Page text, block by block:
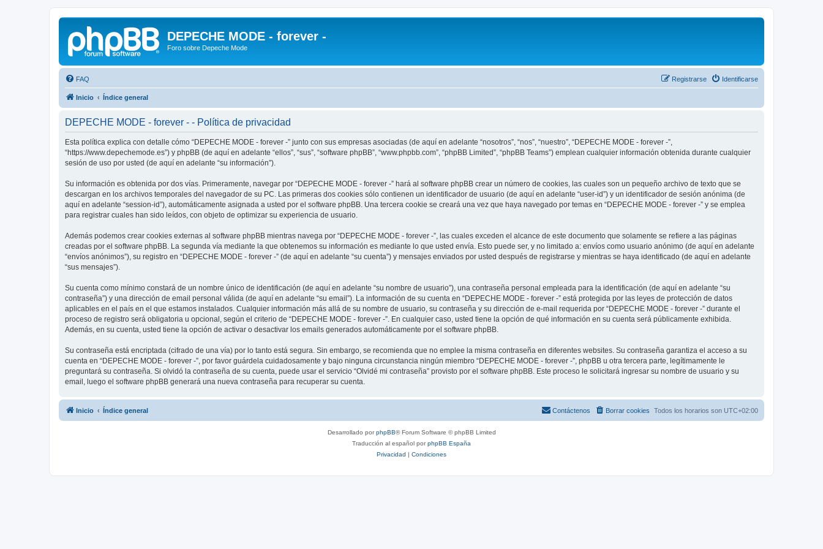
DEPECHE MODE - forever -
Foro sobre Depeche Mode
FAQ Identificarse
Registrarse
Inicio Índice general
DEPECHE MODE - forever - - Política de privacidad
Esta política explica con detalle cómo “DEPECHE MODE - forever -” junto con sus empresas asociadas (de aquí en adelante “nosotros”, “nos”, “nuestro”, “DEPECHE MODE - forever -”,
“https://www.depechemode.es”) y phpBB (de aquí en adelante “ellos”, “sus”, “software phpBB”, “www.phpbb.com”, “phpBB Limited”, “phpBB Teams”) emplean cualquier información obtenida durante cualquier
sesión de uso por usted (de aquí en adelante “su información”).
Su información es obtenida por dos vías. Primeramente, navegar por “DEPECHE MODE - forever -” hará al software phpBB crear un número de cookies, las cuales son un pequeño archivo de texto que se
descargan en los archivos temporales del navegador de su PC. Las primeras dos cookies sólo contienen un identificador de usuario (de aquí en adelante “user-id”) y un identificador de sesión anónima (de
aquí en adelante “session-id”), automáticamente asignada a usted por el software phpBB. Una tercera cookie se creará una vez que haya navegado por temas en “DEPECHE MODE - forever -” y se emplea
para registrar cuales han sido leídos, con objeto de optimizar su experiencia de usuario.
Además podemos crear cookies externas al software phpBB mientras navega por “DEPECHE MODE - forever -”, las cuales exceden el alcance de este documento que solamente se refiere a las páginas
creadas por el software phpBB. La segunda vía mediante la que obtenemos su información es mediante lo que usted envía. Esto puede ser, y no limitado a: envíos como usuario anónimo (de aquí en adelante
“envíos anónimos”), su registro en “DEPECHE MODE - forever -” (de aquí en adelante “su cuenta”) y mensajes enviados por usted después de registrarse y mientras se haya identificado (de aquí en adelante
“sus mensajes”).
Su cuenta como mínimo constará de un nombre único de identificación (de aquí en adelante “su nombre de usuario”), una contraseña personal empleada para la identificación (de aquí en adelante “su
contraseña”) y una dirección de email personal válida (de aquí en adelante “su email”). La información de su cuenta en “DEPECHE MODE - forever -” está protegida por las leyes de protección de datos
aplicables en el país en el que estamos instalados. Cualquier información más allá de su nombre de usuario, su contraseña y su dirección de e-mail requerida por “DEPECHE MODE - forever -” durante el
proceso de registro será obligatoria u opcional, según el criterio de “DEPECHE MODE - forever -”. En cualquier caso, usted tiene la opción de qué información en su cuenta será públicamente exhibida.
Además, en su cuenta, usted tiene la opción de activar o desactivar los emails generados automáticamente por el software phpBB.
Su contraseña está encriptada (cifrado de una vía) por lo tanto está segura. Sin embargo, se recomienda que no emplee la misma contraseña en diferentes websites. Su contraseña garantiza el acceso a su
cuenta en “DEPECHE MODE - forever -”, por favor guárdela cuidadosamente y bajo ninguna circunstancia ningún miembro “DEPECHE MODE - forever -”, phpBB u otra tercera parte, legítimamente le
preguntará su contraseña. Si olvidó la contraseña de su cuenta, puede usar el servicio “Olvidé mi contraseña” provisto por el software phpBB. Este proceso le solicitará ingresar su nombre de usuario y su
email, luego el software phpBB generará una nueva contraseña para recuperar su cuenta.
Inicio Índice general Todos los horarios son UTC+02:00
Borrar cookies
Contáctenos
Desarrollado porphpBB® Forum Software © phpBB Limited
Traducción al español porphpBB España
Privacidad | Condiciones